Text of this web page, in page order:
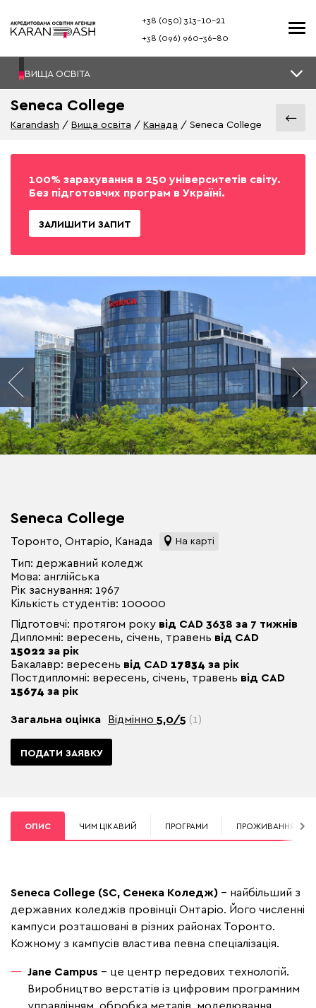
+38 (050) 313–10-21
+38 (096) 960–36-80
ВИЩА ОСВІТА
Seneca College
Karandash Вища освіта Канада Seneca College
100% зарахування в 250 університетів світу.
Без підготовчих програм в Україні.
ЗАЛИШИТИ ЗАПИТ
Seneca College
Торонто, Онтаріо, Канада На карті
Тип: державний коледж
Мова: англійська
Рік заснування: 1967
Кількість студентів: 100000
Підготовчі: протягом року від CAD 3638 за 7 тижнів
Дипломні: вересень, січень, травень від CAD
15022 за рік
Бакалавр: вересень від CAD 17834 за рік
Постдипломні: вересень, січень, травень від CAD
15674 за рік
Загальна оцінка Відмінно 5,0/5 (1)
ПОДАТИ ЗАЯВКУ
ОПИС ЧИМ ЦІКАВИЙ ПРОГРАМИ ПРОЖИВАННЯ
Seneca College (SC, Сенека Коледж) – найбільший з
державних коледжів провінції Онтаріо. Його численні
кампуси розташовані в різних районах Торонто.
Кожному з кампусів властива певна спеціалізація.
Jane Campus – це центр передових технологій.
Виробництво верстатів із цифровим програмним